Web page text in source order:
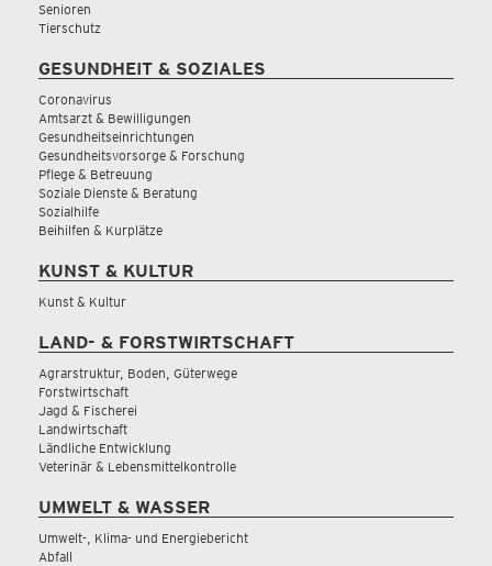
Senioren
Tierschutz
GESUNDHEIT & SOZIALES
Coronavirus
Amtsarzt & Bewilligungen
Gesundheitseinrichtungen
Gesundheitsvorsorge & Forschung
Pflege & Betreuung
Soziale Dienste & Beratung
Sozialhilfe
Beihilfen & Kurplätze
KUNST & KULTUR
Kunst & Kultur
LAND- & FORSTWIRTSCHAFT
Agrarstruktur, Boden, Güterwege
Forstwirtschaft
Jagd & Fischerei
Landwirtschaft
Ländliche Entwicklung
Veterinär & Lebensmittelkontrolle
UMWELT & WASSER
Umwelt-, Klima- und Energiebericht
Abfall